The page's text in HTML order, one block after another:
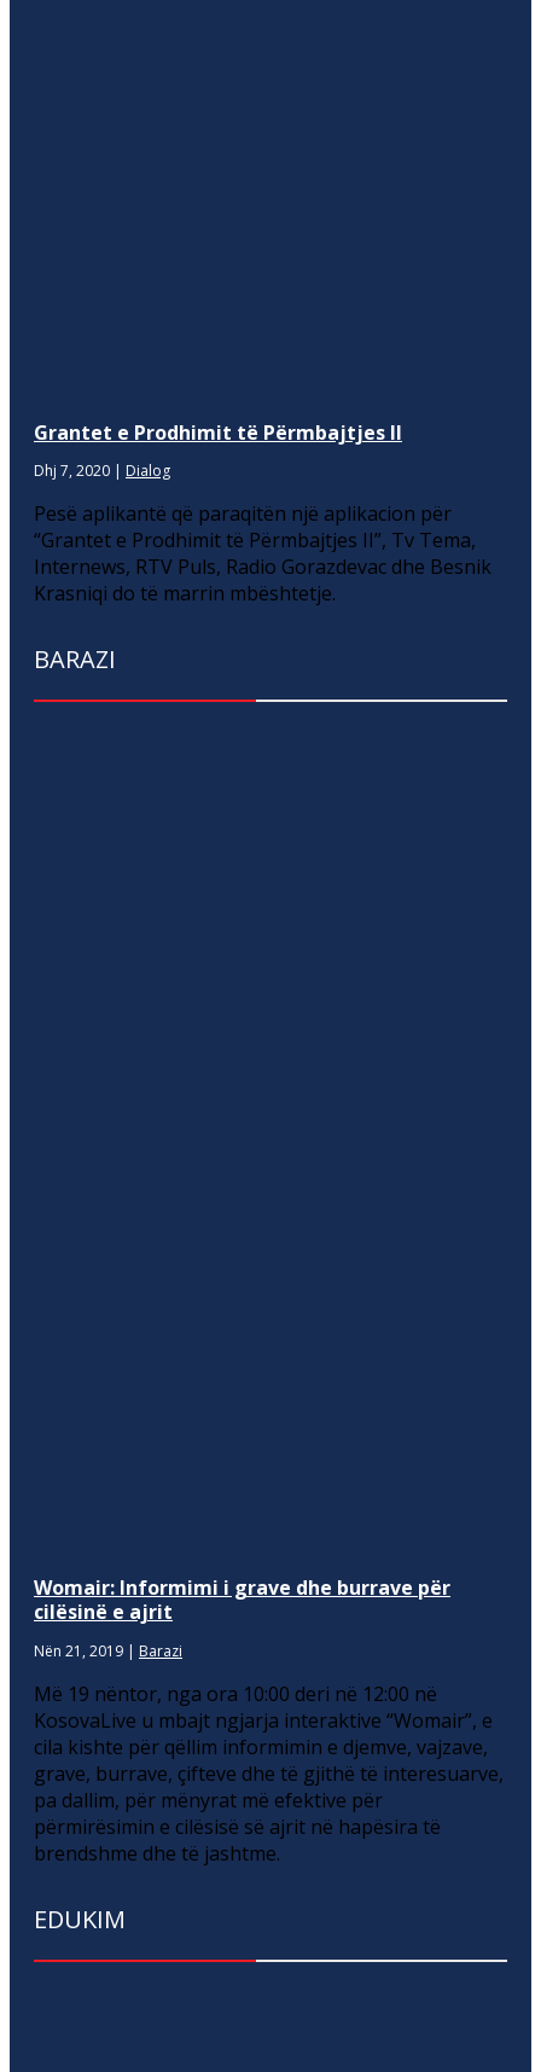
Grantet e Prodhimit të Përmbajtjes II
Dhj 7, 2020 | Dialog
Pesë aplikantë që paraqitën një aplikacion për
“Grantet e Prodhimit të Përmbajtjes II”, Tv Tema,
Internews, RTV Puls, Radio Gorazdevac dhe Besnik
Krasniqi do të marrin mbështetje.
BARAZI
Womair: Informimi i grave dhe burrave për
cilësinë e ajrit
Nën 21, 2019 | Barazi
Më 19 nëntor, nga ora 10:00 deri në 12:00 në
KosovaLive u mbajt ngjarja interaktive “Womair”, e
cila kishte për qëllim informimin e djemve, vajzave,
grave, burrave, çifteve dhe të gjithë të interesuarve,
pa dallim, për mënyrat më efektive për
përmirësimin e cilësisë së ajrit në hapësira të
brendshme dhe të jashtme.
EDUKIM